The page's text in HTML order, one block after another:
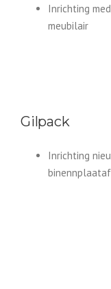
Inrichting
meubilair
Gilpack
Inrichting